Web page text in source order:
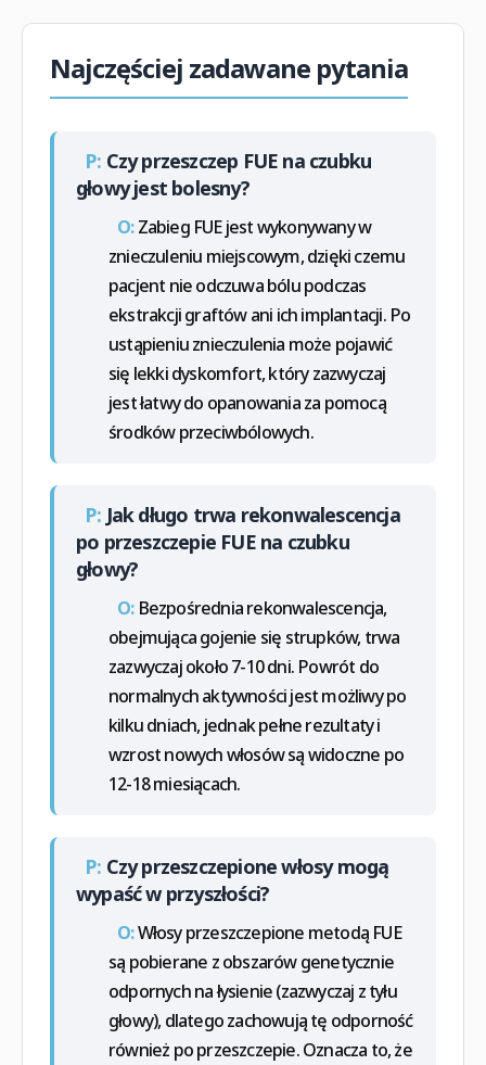
Najczęściej zadawane pytania
P: Czy przeszczep FUE na czubku
głowy jest bolesny?
O:Zabieg FUE jest wykonywany w
znieczuleniu miejscowym, dzięki czemu
pacjent nie odczuwa bólu podczas
ekstrakcji graftów ani ich implantacji. Po
ustąpieniu znieczulenia może pojawić
się lekki dyskomfort, który zazwyczaj
jest łatwy do opanowania za pomocą
środków przeciwbólowych.
P: Jak długo trwa rekonwalescencja
po przeszczepie FUE na czubku
głowy?
O:Bezpośrednia rekonwalescencja,
obejmująca gojenie się strupków, trwa
zazwyczaj około 7-10 dni. Powrót do
normalnych aktywności jest możliwy po
kilku dniach, jednak pełne rezultaty i
wzrost nowych włosów są widoczne po
12-18 miesiącach.
P: Czy przeszczepione włosy mogą
wypaść w przyszłości?
O:Włosy przeszczepione metodą FUE
są pobierane z obszarów genetycznie
odpornych na łysienie (zazwyczaj z tyłu
głowy), dlatego zachowują tę odporność
również po przeszczepie. Oznacza to, że